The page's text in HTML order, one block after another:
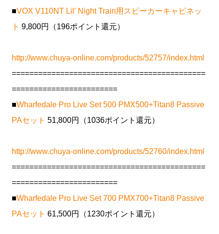
■VOX V110NT Lil’ Night Train用スピーカーキャビネッ
ト 9,800円（196ポイント還元）
http://www.chuya-online.com/products/52757/index.html
============================================
========================
■Wharfedale Pro Live Set 500 PMX500+Titan8 Passive
PAセット 51,800円（1036ポイント還元）
http://www.chuya-online.com/products/52760/index.html
============================================
========================
■Wharfedale Pro Live Set 700 PMX700+Titan8 Passive
PAセット 61,500円（1230ポイント還元）